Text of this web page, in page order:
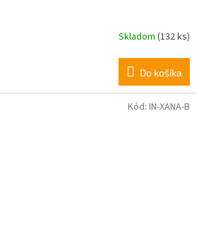
Skladom (132 ks)
Do košíka
Kód: IN-XANA-B